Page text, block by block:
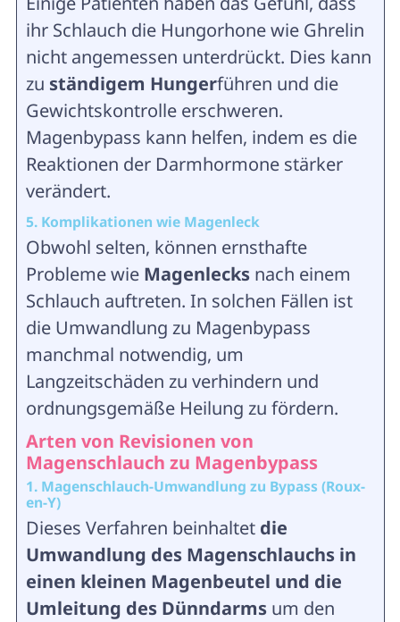
ihr Schlauch die Hungorhone wie Ghrelin
nicht angemessen unterdrückt. Dies kann
zu ständigem Hungerführen und die
Gewichtskontrolle erschweren.
Magenbypass kann helfen, indem es die
Reaktionen der Darmhormone stärker
verändert.
5. Komplikationen wie Magenleck
Obwohl selten, können ernsthafte
Probleme wie Magenlecksnach einem
Schlauch auftreten. In solchen Fällen ist
die Umwandlung zu Magenbypass
manchmal notwendig, um
Langzeitschäden zu verhindern und
ordnungsgemäße Heilung zu fördern.
Arten von Revisionen von
Magenschlauch zu Magenbypass
1. Magenschlauch-Umwandlung zu Bypass (Roux-
en-Y)
Dieses Verfahren beinhaltet die
Umwandlung des Magenschlauchs in
einen kleinen Magenbeutel und die
Umleitung des Dünndarms um den